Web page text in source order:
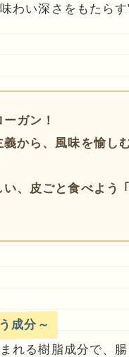
わい深さをもたら
ガン！
義から、風味を愉し
い、皮ごと食べよう
成分～
れる樹脂成分で、